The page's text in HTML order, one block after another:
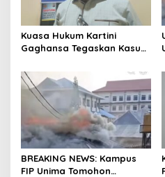
Kuasa Hukum Kartini
Gaghansa Tegaskan Kasus
Buktikan Dua Alat Bukti Sah
BREAKING NEWS: Kampus
FIP Unima Tomohon